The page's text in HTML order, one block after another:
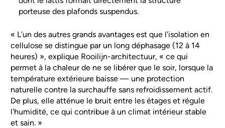
porteuse des plafonds suspendus.
« L'un des autres grands avantages est que l'isolation en
cellulose se distingue par un long déphasage (12 à 14
heures) », explique Rooilijn-architectuur, « ce qui
permet à la chaleur de ne se libérer que le soir, lorsque la
température extérieure baisse — une protection
naturelle contre la surchauffe sans refroidissement actif.
De plus, elle atténue le bruit entre les étages et régule
l'humidité, ce qui contribue à un climat intérieur stable
et sain. »